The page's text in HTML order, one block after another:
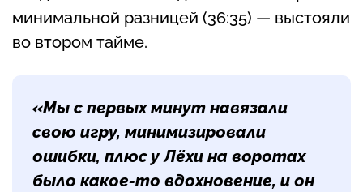
минимальной разницей (36:35) — выстояли
во втором тайме.
«Мы с первых минут навязали
свою игру, минимизировали
ошибки, плюс у Лёхи на воротах
было какое-то вдохновение, и он